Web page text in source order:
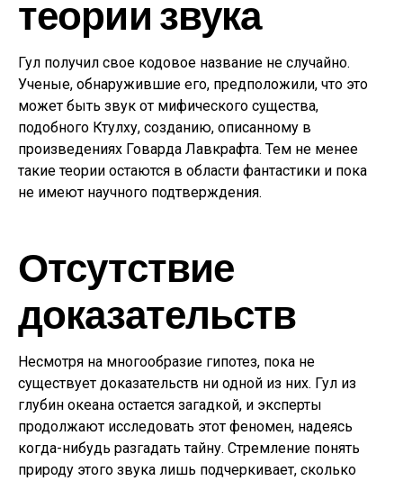
теории звука
Гул получил свое кодовое название не случайно.
Ученые, обнаружившие его, предположили, что это
может быть звук от мифического существа,
подобного Ктулху, созданию, описанному в
произведениях Говарда Лавкрафта. Тем не менее
такие теории остаются в области фантастики и пока
не имеют научного подтверждения.
Отсутствие
доказательств
Несмотря на многообразие гипотез, пока не
существует доказательств ни одной из них. Гул из
глубин океана остается загадкой, и эксперты
продолжают исследовать этот феномен, надеясь
когда-нибудь разгадать тайну. Стремление понять
природу этого звука лишь подчеркивает, сколько